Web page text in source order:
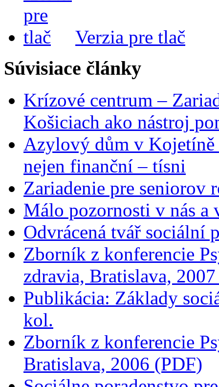
Verzia pre tlač
Súvisiace články
Krízové centrum –
Košiciach ako nástroj
Azylový dům v Kojetíně
nejen finanční – tísni
Zariadenie pre seniorov
Málo pozornosti v nás
Odvrácená tvář sociální
Zborník z konferencie
zdravia, Bratislava,
Publikácia: Základy
kol.
Zborník z konferencie
Bratislava, 2006 (PDF)